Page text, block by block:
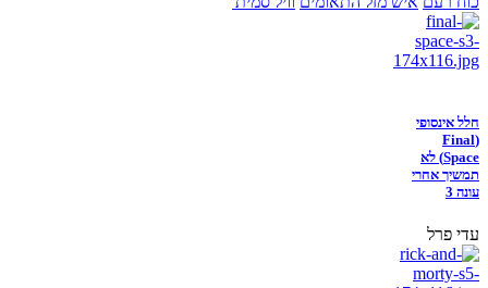
חלל אינסופי
(Final
Space) לא
תמשיך אחרי
עונה 3
עדי פרל